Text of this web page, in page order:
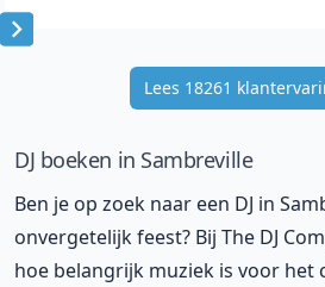
Item
Lees 18261
DJ boeken in Sambreville
Ben je op zoek naar een DJ in
onvergetelijk feest? Bij The DJ
hoe belangrijk muziek is voor het